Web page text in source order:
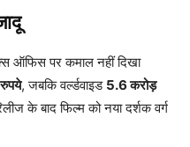
ऑफिस पर कमाल नहीं दिखा
, जबकि वर्ल्डवाइड 5.6 करोड़
के बाद फिल्म को नया दर्शक वर्ग